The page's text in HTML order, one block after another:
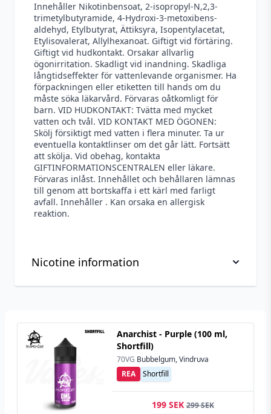
Nicotine information
innan köp
Nikotin är ett mycket beroendeframkallande
ämne.
Nikotin är giftigt i ren form. Denna produkt är
utspädd men ska användas med försiktighet.
Vid kontakt av nikotin på huden bör du alltid
Innehåller Nikotinbensoat, 2-isopropyl-N,2,3-
trimetylbutyramide, 4-Hydroxi-3-metoxibens-
aldehyd, Etylbutyrat, Ättiksyra, Isopentylacetat,
Etylisovalerat, Allylhexanoat. Giftigt vid förtäring.
Giftigt vid hudkontakt. Orsakar allvarlig
ögonirritation. Skadligt vid inandning. Skadliga
långtidseffekter för vattenlevande organismer. Ha
förpackningen eller etiketten till hands om du
måste söka läkarvård. Förvaras oåtkomligt för
barn. VID HUDKONTAKT: Tvätta med mycket
vatten och tvål. VID KONTAKT MED ÖGONEN:
Skölj försiktigt med vatten i flera minuter. Ta ur
eventuella kontaktlinser om det går lätt. Fortsätt
att skölja. Vid obehag, kontakta
GIFTINFORMATIONSCENTRALEN eller läkare.
Förvaras inlåst. Innehållet och behållaren lämnas
till genom att bortskaffa i ett kärl med farligt
avfall. Innehåller . Kan orsaka en allergisk
reaktion.
Anarchist - Purple (100 ml,
Shortfill)
70VG Bubbelgum, Vindruva
Shortfill
REA
199 SEK 299 SEK